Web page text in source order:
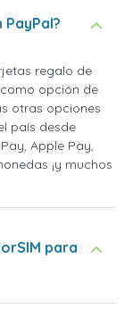
regalo de
opción de
otras opciones
país desde
Apple Pay,
¡y muchos
para